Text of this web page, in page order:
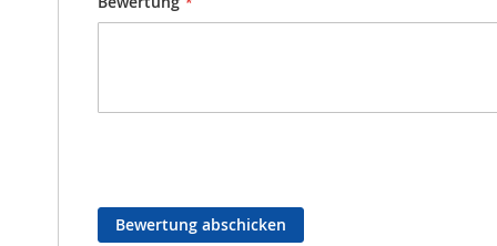
Bewertung abschicken